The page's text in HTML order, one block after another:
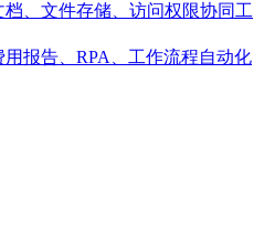
、文件存储、访问权限协同工
报告、RPA、工作流程自动化